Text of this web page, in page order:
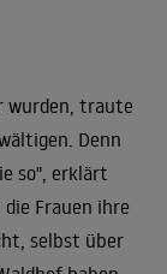
wurden, traute
Denn
so", erklärt
Frauen ihre
selbst über